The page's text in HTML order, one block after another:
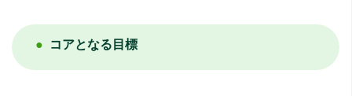
コアとなる目標